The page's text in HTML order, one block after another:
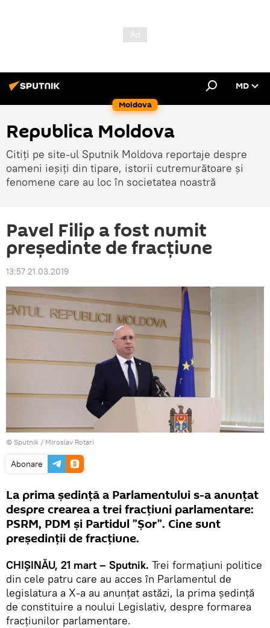
Moldova
MD
Republica Moldova
Citiți pe site-ul Sputnik Moldova reportaje despre
oameni ieșiți din tipare, istorii cutremurătoare și
fenomene care au loc în societatea noastră
Pavel Filip a fost numit
președinte de fracțiune
13:57 21.03.2019
© Sputnik / Miroslav Rotari
Abonare
La prima ședință a Parlamentului s-a anunțat
despre crearea a trei fracțiuni parlamentare:
PSRM, PDM și Partidul ”Șor”. Cine sunt
președinții de fracțiune.
CHIȘINĂU, 21 mart – Sputnik. Trei formațiuni politice
din cele patru care au acces în Parlamentul de
legislatura a X-a au anunțat astăzi, la prima ședință
de constituire a noului Legislativ, despre formarea
fracțiunilor parlamentare.